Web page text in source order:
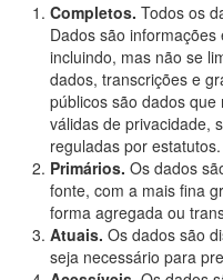
Completos. Todos os
Dados são
incluindo, mas não se
dados, transcrições e
públicos são dados
válidas de privacidade,
reguladas por estatutos.
Primários. Os dados
fonte, com a mais fina
forma agregada ou
Atuais. Os dados são
seja necessário para